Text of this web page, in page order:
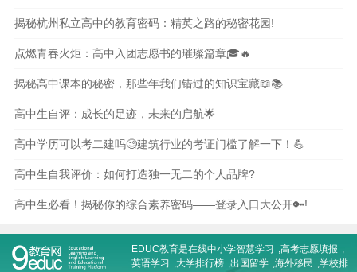
揭秘杭州私立高中的教育密码：精英之路的秘密花园!
点燃青春火炬：高中入团志愿书的璀璨篇章🎓🔥
揭秘高中课本的秘密，那些年我们错过的知识宝藏📖📚
高中生自评：成长的足迹，未来的启航🌟
高中学历可以考二建吗🧐建筑行业的考证门槛了解一下！💪
高中生自我评价：如何打造独一无二的个人品牌?
高中生必看！揭秘你的综合素养密码——登录入口大公开🔑!
EDUC教育是在线中小学智慧学习 ,高考志愿填报 ,
英语学习
,大学排行榜 ,出国留学 ,海外移民 ,学校排